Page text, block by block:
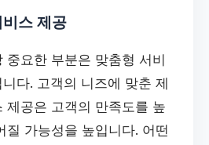
스 제공
중요한 부분은 맞춤형 서비
다. 고객의 니즈에 맞춘 제
제공은 고객의 만족도를 높
질 가능성을 높입니다. 어떤